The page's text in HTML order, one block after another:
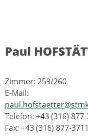
Paul
Zimmer: 259/260
E-Mail:
Telefon: +43 (316)
Fax: +43 (316) 877-3711